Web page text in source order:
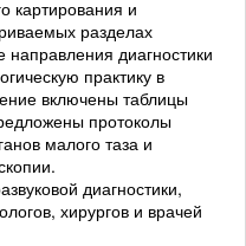
картирования и
разделах
диагностики
практику в
включены таблицы
протоколы
малого таза и
диагностики,
хирургов и врачей